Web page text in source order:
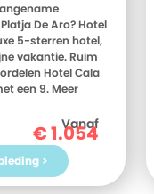
De Aro? Hotel
5-sterren hotel,
vakantie. Ruim
Hotel Cala
een 9. Meer
Hotel Cala del Pi,
Ben jij toe aan
in Spanje? Boek
Hotel Cala del Pi
Vanaf
€1.054
>